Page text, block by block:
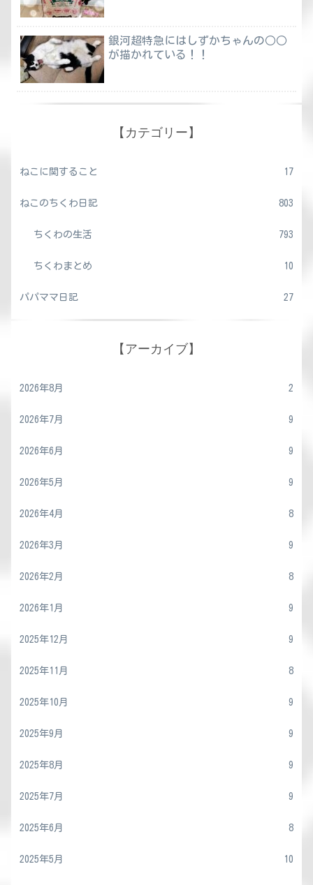
銀河超特急にはしずかちゃんの○○
が描かれている！！
【カテゴリー】
ねこに関すること 17
ねこのちくわ日記 803
ちくわの生活 793
ちくわまとめ 10
パパママ日記 27
【アーカイブ】
2026年8月 2
2026年7月 9
2026年6月 9
2026年5月 9
2026年4月 8
2026年3月 9
2026年2月 8
2026年1月 9
2025年12月 9
2025年11月 8
2025年10月 9
2025年9月 9
2025年8月 9
2025年7月 9
2025年6月 8
2025年5月 10